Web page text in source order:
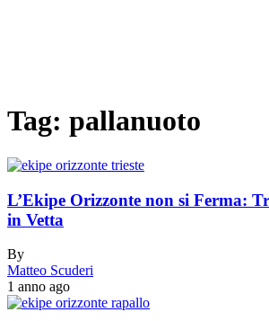
Tag: pallanuoto
L’Ekipe Orizzonte non si Ferma:
in Vetta
By
Matteo Scuderi
1 anno ago